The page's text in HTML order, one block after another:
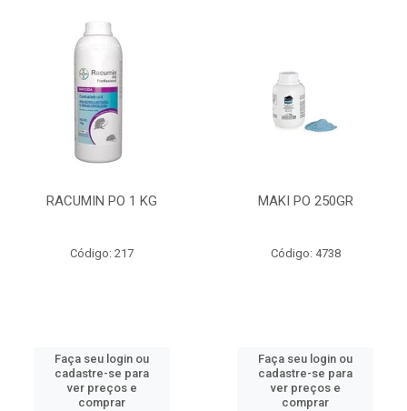
RACUMIN PO 1 KG
Código: 217
Faça seu login ou
cadastre-se para
ver preços e
comprar
MAKI PO 250GR
Código: 4738
Faça seu login ou
cadastre-se para
ver preços e
comprar